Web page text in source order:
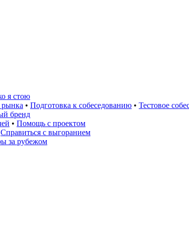
я стою
рынка • Подготовка к собеседованию • Тестовое
бренд
• Помощь с проектом
Справиться с выгоранием
за рубежом